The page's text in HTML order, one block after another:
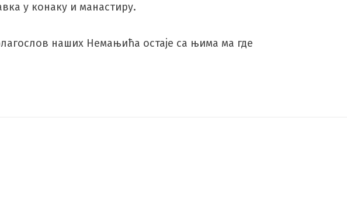
у конаку и манастиру.
наших Немањића остаје са њима ма где